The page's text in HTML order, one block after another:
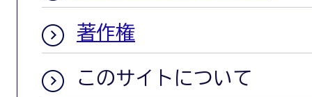
著作権
このサイトについて